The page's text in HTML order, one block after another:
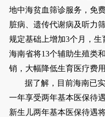
地中海贫血筛诊服务，免
脏病、遗传代谢病及听力
规定基础上增加3个月，生
海南省将13个辅助生殖类
销，大幅降低生育医疗费用
据了解，目前海南已
一年享受两年基本医保待
新生儿两年基本医保待遇